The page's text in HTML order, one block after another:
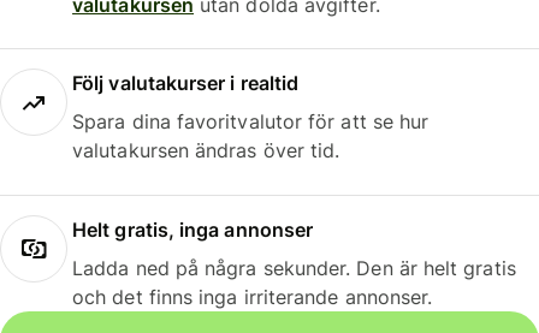
Följ valutakurser i realtid
Spara dina favoritvalutor för att se hur
valutakursen ändras över tid.
Helt gratis, inga annonser
Ladda ned på några sekunder. Den är helt gratis
och det finns inga irriterande annonser.